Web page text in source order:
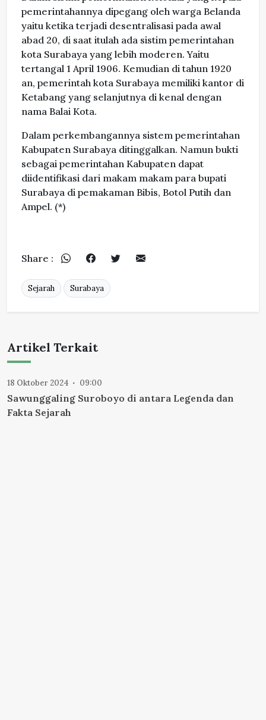
pemerintahannya dipegang oleh warga Belanda
yaitu ketika terjadi desentralisasi pada awal
abad 20, di saat itulah ada sistim pemerintahan
kota Surabaya yang lebih moderen. Yaitu
tertangal 1 April 1906. Kemudian di tahun 1920
an, pemerintah kota Surabaya memiliki kantor di
Ketabang yang selanjutnya di kenal dengan
nama Balai Kota.
Dalam perkembangannya sistem pemerintahan
Kabupaten Surabaya ditinggalkan. Namun bukti
sebagai pemerintahan Kabupaten dapat
diidentifikasi dari makam makam para bupati
Surabaya di pemakaman Bibis, Botol Putih dan
Ampel. (*)
Share :
Sejarah Surabaya
Artikel Terkait
18 Oktober 2024 09:00
Sawunggaling Suroboyo di antara Legenda dan
Fakta Sejarah